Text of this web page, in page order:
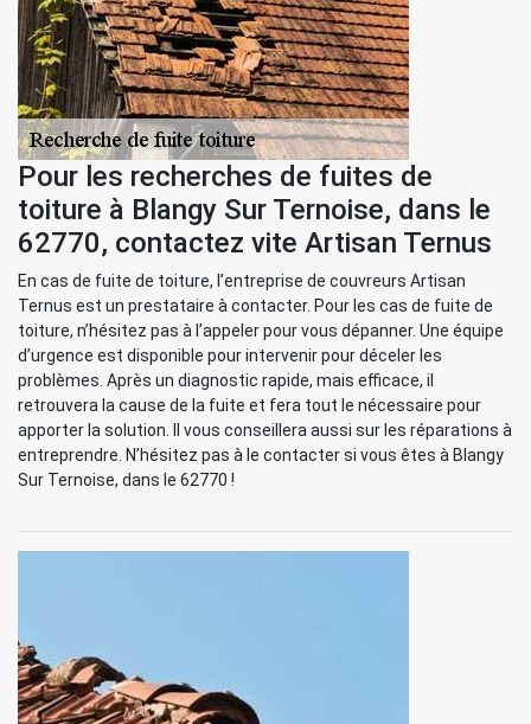
Pour les recherches de fuites de
toiture à Blangy Sur Ternoise, dans le
62770, contactez vite Artisan Ternus
En cas de fuite de toiture, l’entreprise de couvreurs Artisan
Ternus est un prestataire à contacter. Pour les cas de fuite de
toiture, n’hésitez pas à l’appeler pour vous dépanner. Une équipe
d’urgence est disponible pour intervenir pour déceler les
problèmes. Après un diagnostic rapide, mais efficace, il
retrouvera la cause de la fuite et fera tout le nécessaire pour
apporter la solution. Il vous conseillera aussi sur les réparations à
entreprendre. N’hésitez pas à le contacter si vous êtes à Blangy
Sur Ternoise, dans le 62770 !